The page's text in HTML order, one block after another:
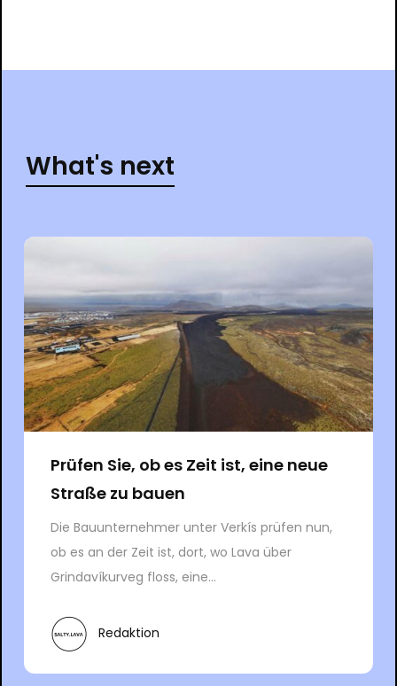
What's next
Prüfen Sie, ob es Zeit ist, eine neue
Straße zu bauen
Die Bauunternehmer unter Verkís prüfen nun,
ob es an der Zeit ist, dort, wo Lava über
Grindavíkurveg floss, eine...
Redaktion